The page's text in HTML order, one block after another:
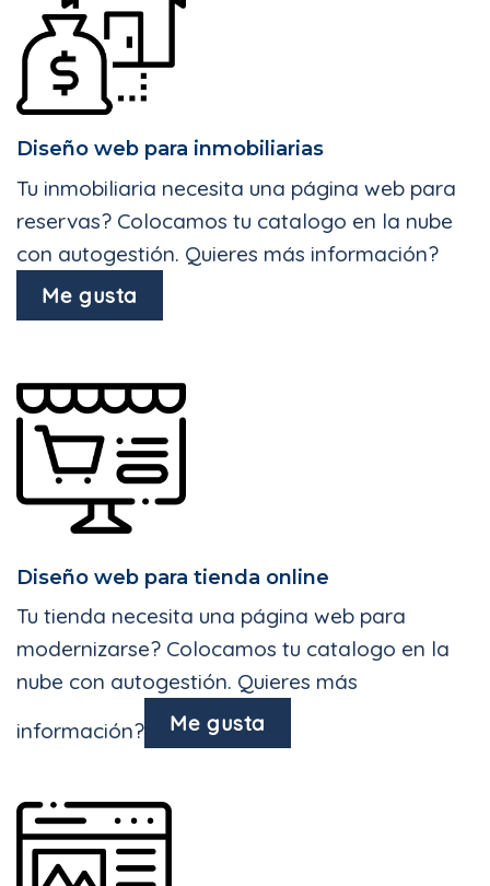
Diseño web para inmobiliarias
Tu inmobiliaria necesita una página web para
reservas? Colocamos tu catalogo en la nube
con autogestión. Quieres más información?
Me gusta
Diseño web para tienda online
Tu tienda necesita una página web para
modernizarse? Colocamos tu catalogo en la
nube con autogestión. Quieres más
información?
Me gusta